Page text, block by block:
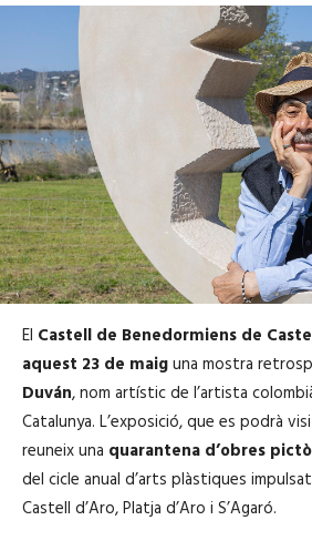
El Castell de Benedormiens de
aquest 23 de maiguna mostra
Duván, nom artístic de l’artista
Catalunya. L’exposició, que es podrà
reuneix una quarantena d’obres
del cicle anual d’arts plàstiques
Castell d’Aro, Platja d’Aro i S’Agaró.